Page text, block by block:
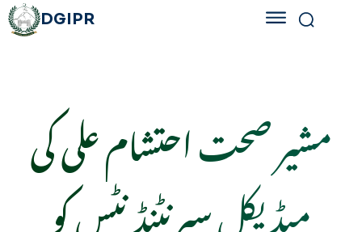
DGIPR
مشیر صحت احتشام علی کی
میڈیکل سپرنٹنڈنٹس کو